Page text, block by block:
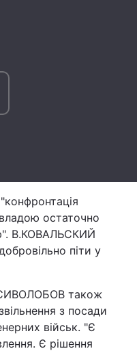
остаточно
В.КОВАЛЬСКИЙ
піти у
СИВОЛОБОВ також
з посади
військ. "Є
Є рішення